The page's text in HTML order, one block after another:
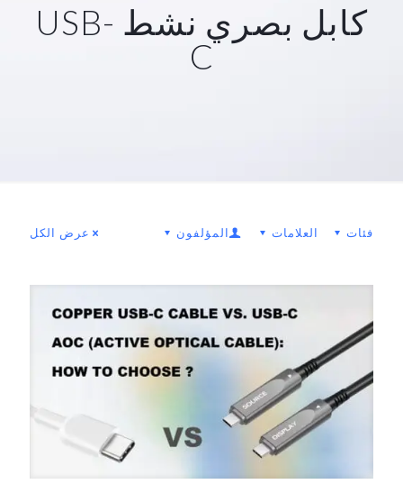
كابل بصري نشط USB-
C
فئات العلامات المؤلفون عرض الكل